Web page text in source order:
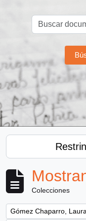
Colecciones
Remove filter:
Gómez Chaparro, Laura